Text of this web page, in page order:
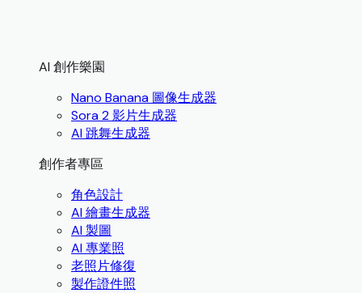
AI 創作樂園
Nano Banana 圖像生成器
Sora 2 影片生成器
AI 跳舞生成器
創作者專區
角色設計
AI 繪畫生成器
AI 製圖
AI 專業照
老照片修復
製作證件照